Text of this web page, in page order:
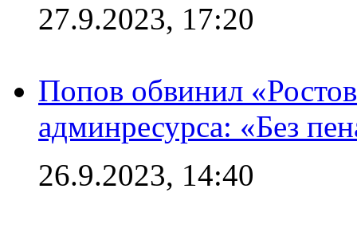
27.9.2023, 17:20
Попов обвинил
админресурса: «Без
26.9.2023, 14:40